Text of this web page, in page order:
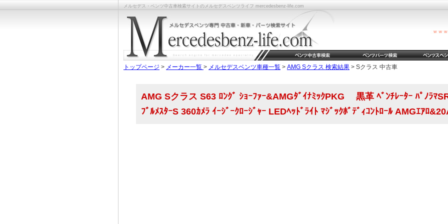
メルセデス・ベンツ中古車検索サイトのメルセデスベンツライフ mercedesbenz-life.com
トップページ > メーカー一覧 > メルセデスベンツ車種一覧 > AMG Sクラス 検索結果 > Sクラス 中古車
AMG Sクラス S63 ﾛﾝｸﾞ ｼｮｰﾌｧｰ&AMGﾀﾞｲﾅﾐｯｸPKG 黒革 ﾍﾞﾝﾁﾚｰﾀｰ ﾊﾟﾉﾗﾏ
ﾌﾞﾙﾒｽﾀｰS 360ｶﾒﾗ ｲｰｼﾞｰｸﾛｰｼﾞｬｰ LEDﾍｯﾄﾞﾗｲﾄ ﾏｼﾞｯｸﾎﾞﾃﾞｨｺﾝﾄﾛｰﾙ AMGｴｱﾛ